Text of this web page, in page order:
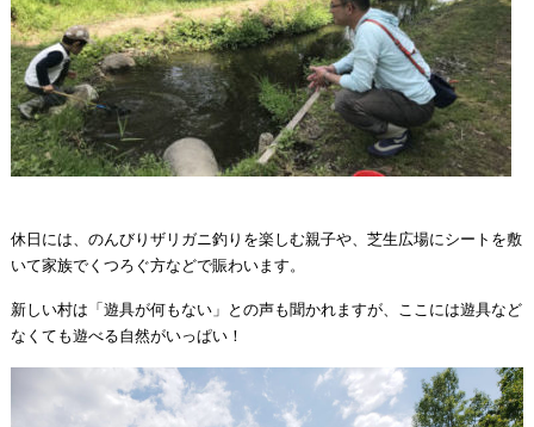
休日には、のんびりザリガニ釣りを楽しむ親子や、芝生広場にシートを敷
いて家族でくつろぐ方などで賑わいます。
新しい村は「遊具が何もない」との声も聞かれますが、ここには遊具など
なくても遊べる自然がいっぱい！